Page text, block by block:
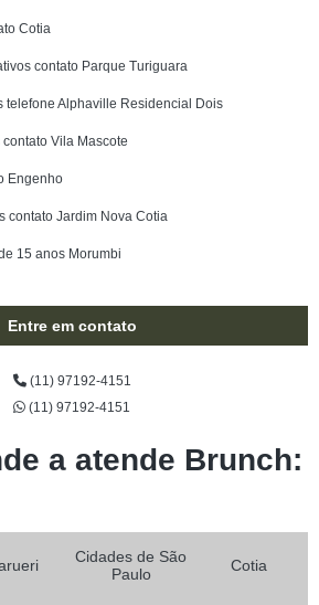
Cotia
contato Parque Turiguara
telefone Alphaville Residencial Dois
Vila Mascote
Engenho
contato Jardim Nova Cotia
15 anos Morumbi
Entre em contato
(11) 97192-4151
(11) 97192-4151
a atende Brunch:
Cidades de São
Paulo
Cotia